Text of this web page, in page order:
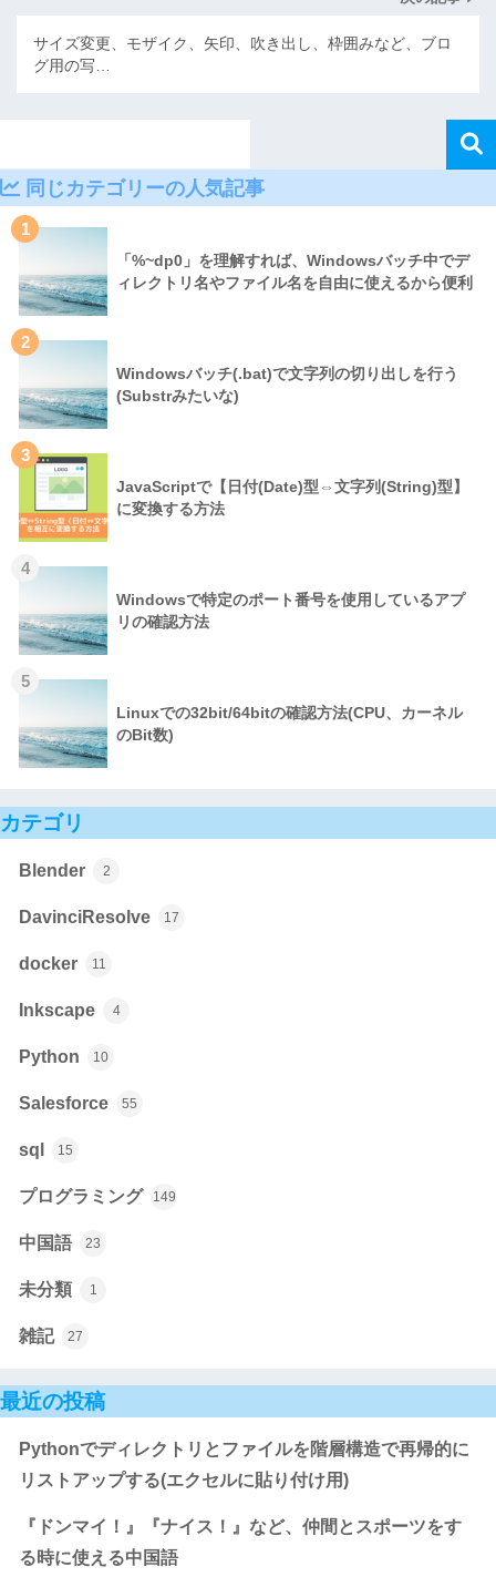
サイズ変更、モザイク、矢印、吹き出し、枠囲みなど、ブロ
グ用の写…
同じカテゴリーの人気記事
1
「%~dp0」を理解すれば、Windowsバッチ中でデ
ィレクトリ名やファイル名を自由に使えるから便利
2
Windowsバッチ(.bat)で文字列の切り出しを行う
(Substrみたいな)
3
JavaScriptで【日付(Date)型⇔文字列(String)型】
に変換する方法
4
Windowsで特定のポート番号を使用しているアプ
リの確認方法
5
Linuxでの32bit/64bitの確認方法(CPU、カーネル
のBit数)
カテゴリ
Blender 2
DavinciResolve 17
docker 11
Inkscape 4
Python 10
Salesforce 55
sql 15
プログラミング 149
中国語 23
未分類 1
雑記 27
最近の投稿
Pythonでディレクトリとファイルを階層構造で再帰的に
リストアップする(エクセルに貼り付け用)
『ドンマイ！』『ナイス！』など、仲間とスポーツをす
る時に使える中国語